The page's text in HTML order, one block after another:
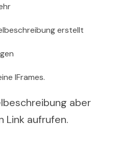
erstellt
IFrames.
aber
Link aufrufen.